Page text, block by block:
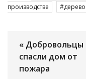
производстве
« Добровольцы
спасли дом от
пожара